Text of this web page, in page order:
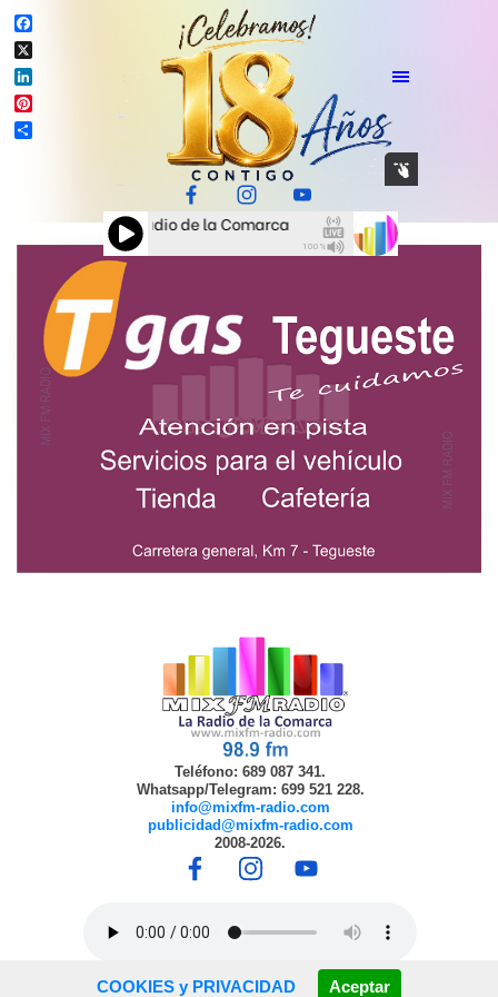
100%
Tenerife - La Radio de la Comarca MIX FM RADIO
Teléfono: 689 087 341.
Whatsapp/Telegram: 699 521 228.
info@mixfm-radio.com
publicidad@mixfm-radio.com
2008-2026.
Facebook
X
LinkedIn
Pinterest
COOKIES y PRIVACIDAD Aceptar